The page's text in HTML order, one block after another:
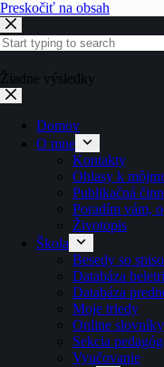
Preskočiť na obsah
Žiadne výsledky
Domov
O mne
Kontakty
Ohlasy k
Publikačná
Poradím vám,
Životopis
Škola
Besedy so
Databáza
Databáza
Moje triedy
Online slovníky
Sekcia
Vyučovanie